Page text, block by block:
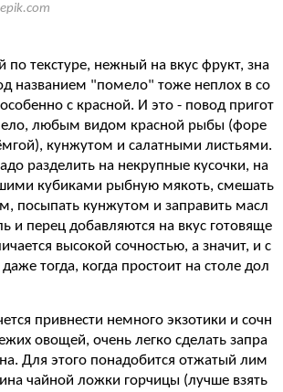
по текстуре, нежный на вкус фрукт, зна
названием "помело" тоже неплох в со
с красной. И это - повод пригот
любым видом красной рыбы (форе
кунжутом и салатными листьями.
разделить на некрупные кусочки, на
кубиками рыбную мякоть, смешать
посыпать кунжутом и заправить масл
и перец добавляются на вкус готовяще
высокой сочностью, а значит, и с
тогда, когда простоит на столе дол
привнести немного экзотики и сочн
овощей, очень легко сделать запра
Для этого понадобится отжатый лим
чайной ложки горчицы (лучше взять